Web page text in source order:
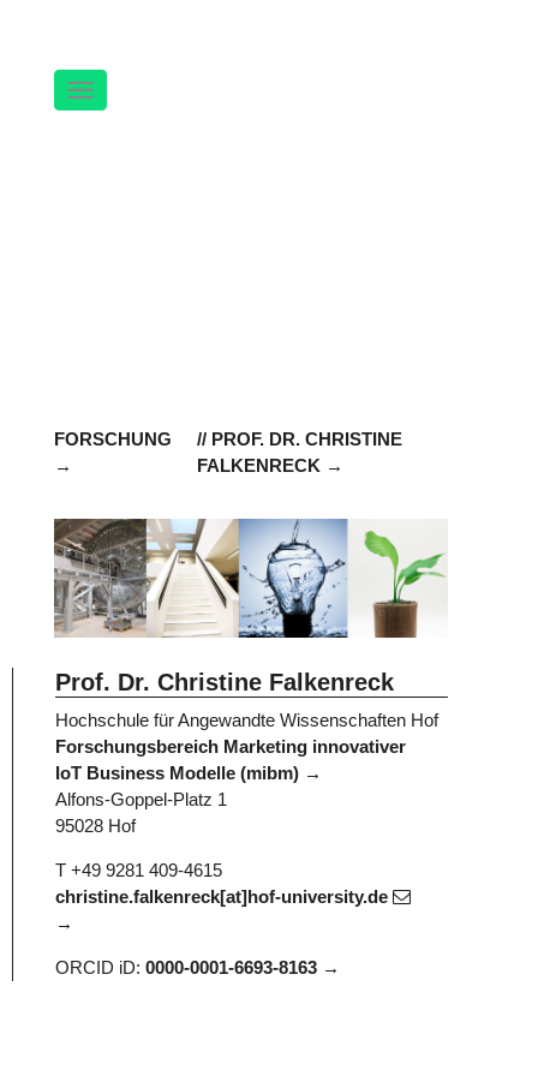
Navigation
FORSCHUNG
// PROF. DR. CHRISTINE
FALKENRECK
Prof. Dr. Christine Falkenreck
Hochschule für Angewandte Wissenschaften Hof
Forschungsbereich Marketing innovativer
IoT Business Modelle (mibm)
Alfons-Goppel-Platz 1
95028 Hof
T +49 9281 409-4615
christine.falkenreck[at]hof-university.de
ORCID iD: 0000-0001-6693-8163